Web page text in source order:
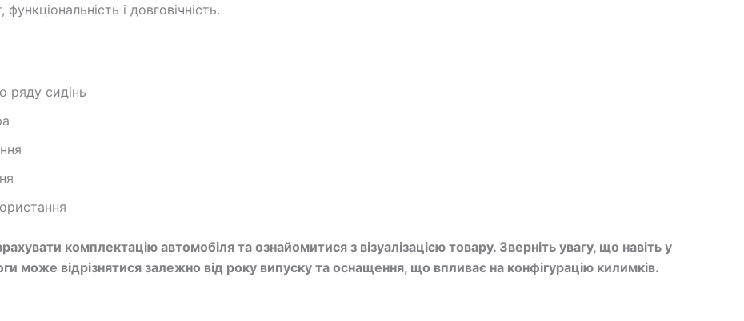
і довговічність.
ряду сидінь
комплектацію автомобіля та ознайомитися з візуалізацією товару. Зверніть увагу, що навіть у
може відрізнятися залежно від року випуску та оснащення, що впливає на конфігурацію килимків.